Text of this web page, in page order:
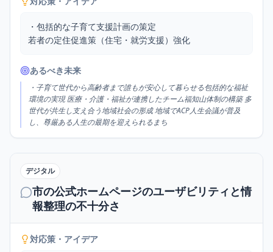
・包括的な子育て支援計画の策定
若者の定住促進策（住宅・就労支援）強化
あるべき未来
・子育て世代から高齢者まで誰もが安心して暮らせる包括的な福祉
環境の実現 医療・介護・福祉が連携したチーム福知山体制の構築 多
世代が共生し支え合う地域社会の形成 地域でACP人生会議が普及
し、尊厳ある人生の最期を迎えられるまち
デジタル
市の公式ホームページのユーザビリティと情
報整理の不十分さ
対応策・アイデア